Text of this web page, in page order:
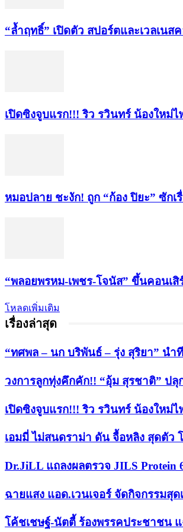
“ล้ำฤทธิ์” เปิดตัว สปอร์ตและเวลเนส
เปิดซิงจูบแรก!!! ริว รวินทร์ น้องใหม่
หมอปลาย ชะงัก! ถูก “ก้อง ปิยะ” ซักเ
“พลอยพรหม-เพชร-โจนัส” ขึ้นคอนเสิ
โหลดเพิ่มเติม
เรื่องล่าสุด
“ทศพล – นก บริพันธ์ – รุ่ง สุริยา” น
วงการลูกทุ่งคึกคัก!! “อุ้ม สุรชาติ” ป
เปิดซิงจูบแรก!!! ริว รวินทร์ น้องใหม่
เอมมี่ ไม่สนดราม่า ดัน จื้อหลิง สุดตัว
Dr.JiLL แถลงผลตรวจ JILS
ฉายแสง แอด.เวนเจอร์ จัดกิจกรรม
โค้ชเชษฐ์-นัตตี้ ร้องพรรคประชาชน